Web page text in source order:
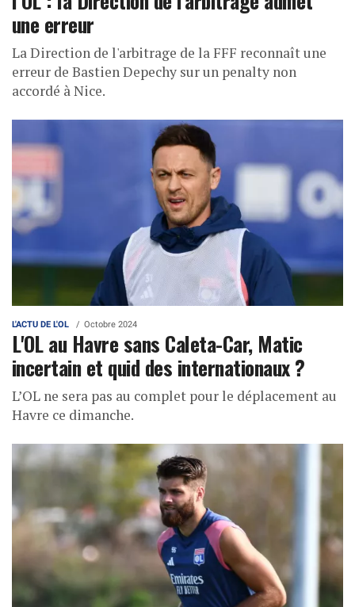
une erreur
La Direction de l'arbitrage de la FFF reconnaît une
erreur de Bastien Depechy sur un penalty non
accordé à Nice.
L'ACTU DE L'OL Octobre 2024
L'OL au Havre sans Caleta-Car, Matic
incertain et quid des internationaux ?
L’OL ne sera pas au complet pour le déplacement au
Havre ce dimanche.